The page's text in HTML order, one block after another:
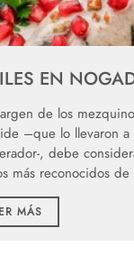
EN
de los
–que lo llevaron
, debe
más reconocidos de
MÁS